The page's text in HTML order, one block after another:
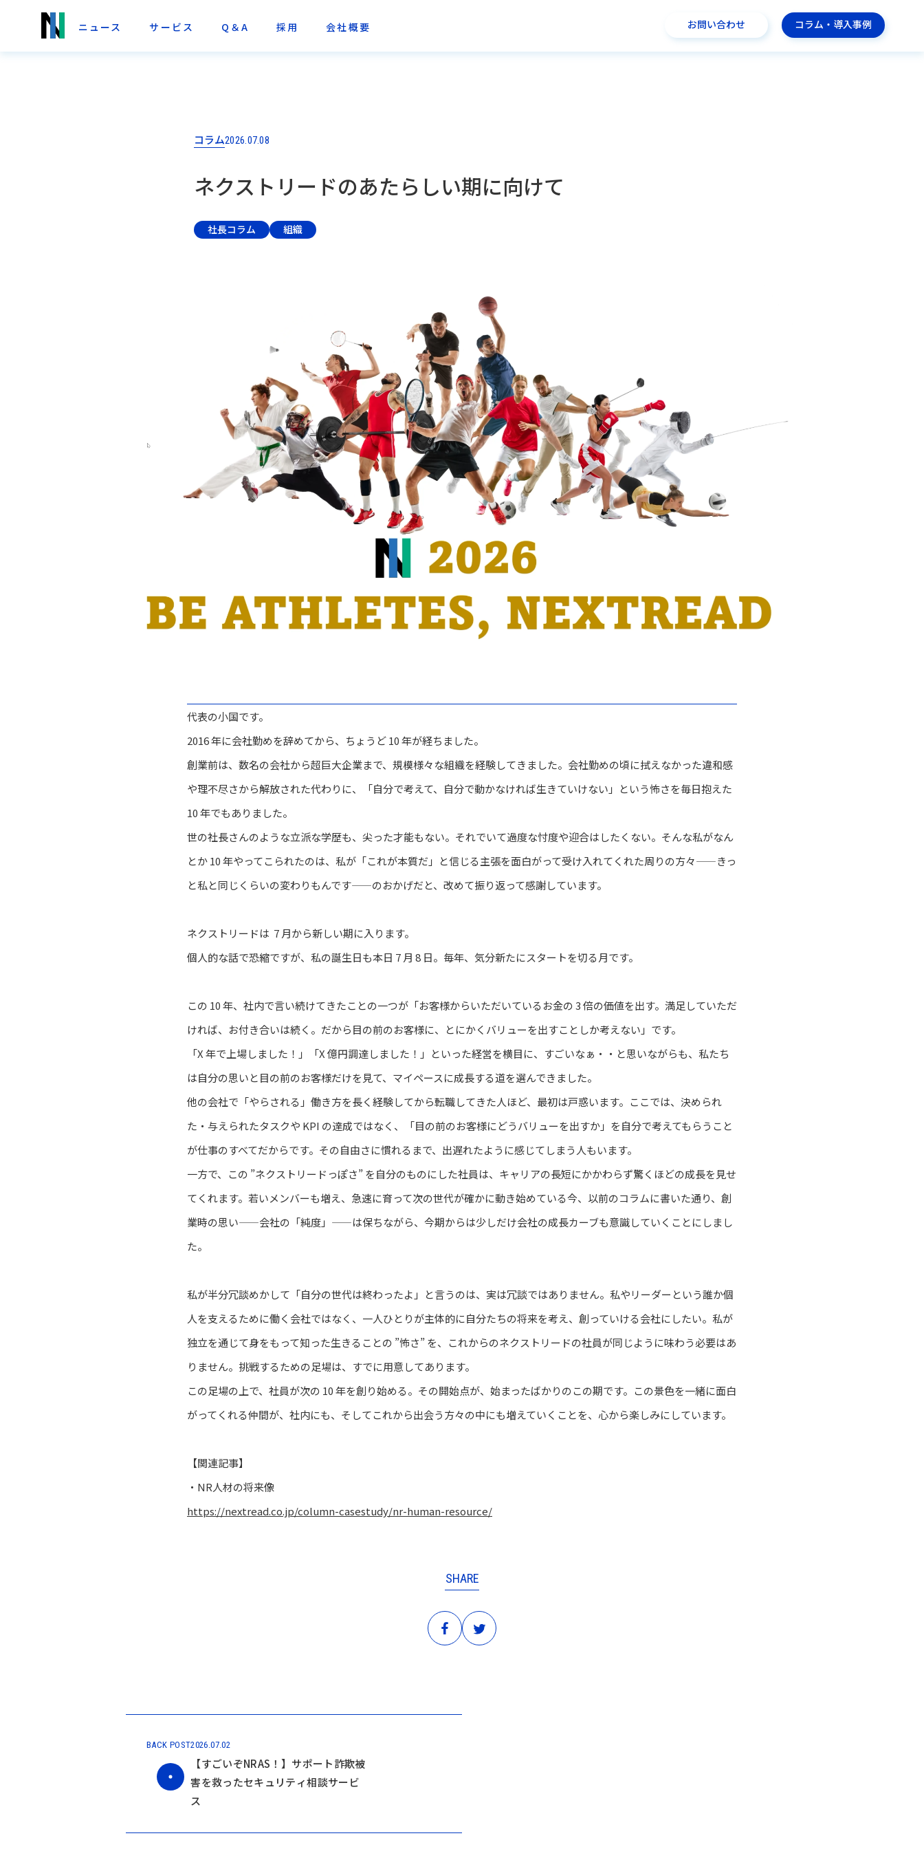
ニュース サービス Q＆A 採用 会社概要 お問い合わせ コラム・導入事例
コラム2026.07.08
ネクストリードのあたらしい期に向けて
社長コラム 組織
代表の小国です。
2016 年に会社勤めを辞めてから、ちょうど 10 年が経ちました。
創業前は、数名の会社から超巨大企業まで、規模様々な組織を経験してきました。会社勤めの頃に拭えなかった違和感
や理不尽さから解放された代わりに、「自分で考えて、自分で動かなければ生きていけない」という怖さを毎日抱えた
10 年でもありました。
世の社長さんのような立派な学歴も、尖った才能もない。それでいて過度な忖度や迎合はしたくない。そんな私がなん
とか 10 年やってこられたのは、私が「これが本質だ」と信じる主張を面白がって受け入れてくれた周りの方々——きっ
と私と同じくらいの変わりもんです——のおかげだと、改めて振り返って感謝しています。
ネクストリードは 7 月から新しい期に入ります。
個人的な話で恐縮ですが、私の誕生日も本日 7 月 8 日。毎年、気分新たにスタートを切る月です。
この 10 年、社内で言い続けてきたことの一つが「お客様からいただいているお金の 3 倍の価値を出す。満足していただ
ければ、お付き合いは続く。だから目の前のお客様に、とにかくバリューを出すことしか考えない」です。
「X 年で上場しました！」「X 億円調達しました！」といった経営を横目に、すごいなぁ・・と思いながらも、私たち
は自分の思いと目の前のお客様だけを見て、マイペースに成長する道を選んできました。
他の会社で「やらされる」働き方を長く経験してから転職してきた人ほど、最初は戸惑います。ここでは、決められ
た・与えられたタスクや KPI の達成ではなく、「目の前のお客様にどうバリューを出すか」を自分で考えてもらうこと
が仕事のすべてだからです。その自由さに慣れるまで、出遅れたように感じてしまう人もいます。
一方で、この ”ネクストリードっぽさ” を自分のものにした社員は、キャリアの長短にかかわらず驚くほどの成長を見せ
てくれます。若いメンバーも増え、急速に育って次の世代が確かに動き始めている今、以前のコラムに書いた通り、創
業時の思い——会社の「純度」——は保ちながら、今期からは少しだけ会社の成長カーブも意識していくことにしまし
た。
私が半分冗談めかして「自分の世代は終わったよ」と言うのは、実は冗談ではありません。私やリーダーという誰か個
人を支えるために働く会社ではなく、一人ひとりが主体的に自分たちの将来を考え、創っていける会社にしたい。私が
独立を通じて身をもって知った生きることの ”怖さ” を、これからのネクストリードの社員が同じように味わう必要はあ
りません。挑戦するための足場は、すでに用意してあります。
この足場の上で、社員が次の 10 年を創り始める。その開始点が、始まったばかりのこの期です。この景色を一緒に面白
がってくれる仲間が、社内にも、そしてこれから出会う方々の中にも増えていくことを、心から楽しみにしています。
【関連記事】
・NR人材の将来像
https://nextread.co.jp/column-casestudy/nr-human-resource/
SHARE
BACK POST2026.07.02
【すごいぞNRAS！】サポート詐欺被
害を救ったセキュリティ相談サービ
ス